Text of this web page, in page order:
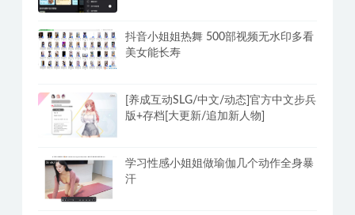
抖音小姐姐热舞 500部视频无水印多看
美女能长寿
[养成互动SLG/中文/动态]官方中文步兵
版+存档[大更新/追加新人物]
学习性感小姐姐做瑜伽几个动作全身暴
汗